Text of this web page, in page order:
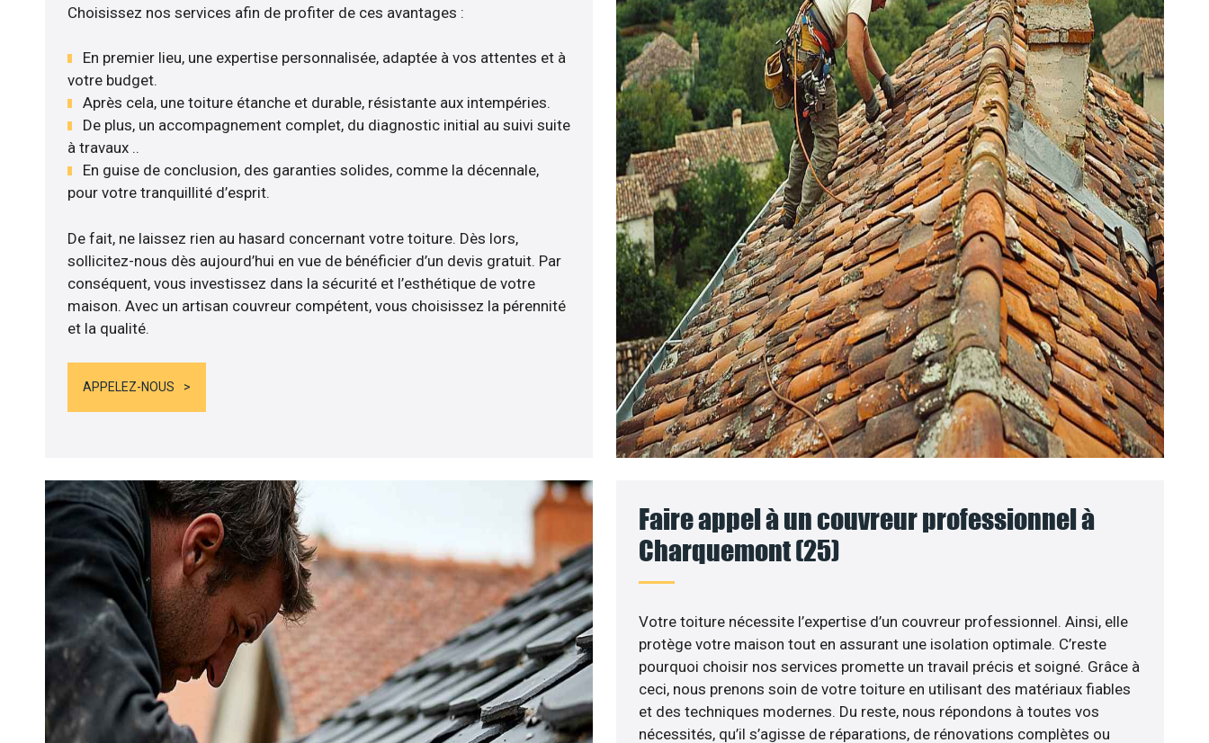
Choisissez nos services afin de profiter de ces avantages :
En premier lieu, une expertise personnalisée, adaptée à vos attentes et à
votre budget.
Après cela, une toiture étanche et durable, résistante aux intempéries.
De plus, un accompagnement complet, du diagnostic initial au suivi suite
à travaux ..
En guise de conclusion, des garanties solides, comme la décennale,
pour votre tranquillité d’esprit.
De fait, ne laissez rien au hasard concernant votre toiture. Dès lors,
sollicitez-nous dès aujourd’hui en vue de bénéficier d’un devis gratuit. Par
conséquent, vous investissez dans la sécurité et l’esthétique de votre
maison. Avec un artisan couvreur compétent, vous choisissez la pérennité
et la qualité.
APPELEZ-NOUS
Faire appel à un couvreur professionnel à
Charquemont (25)
Votre toiture nécessite l’expertise d’un couvreur professionnel. Ainsi, elle
protège votre maison tout en assurant une isolation optimale. C’reste
pourquoi choisir nos services promette un travail précis et soigné. Grâce à
ceci, nous prenons soin de votre toiture en utilisant des matériaux fiables
et des techniques modernes. Du reste, nous répondons à toutes vos
nécessités, qu’il s’agisse de réparations, de rénovations complètes ou